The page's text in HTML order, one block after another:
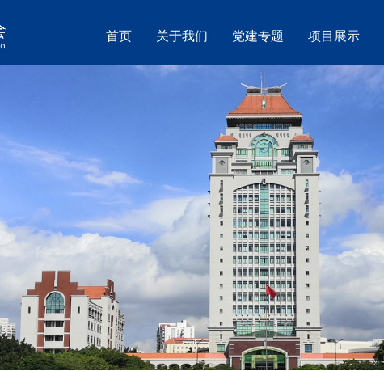
首页 关于我们 党建专题 项目展示